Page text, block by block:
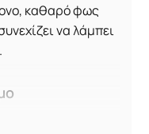
καθαρό φως
να λάμπει